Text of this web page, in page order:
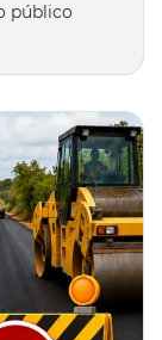
público